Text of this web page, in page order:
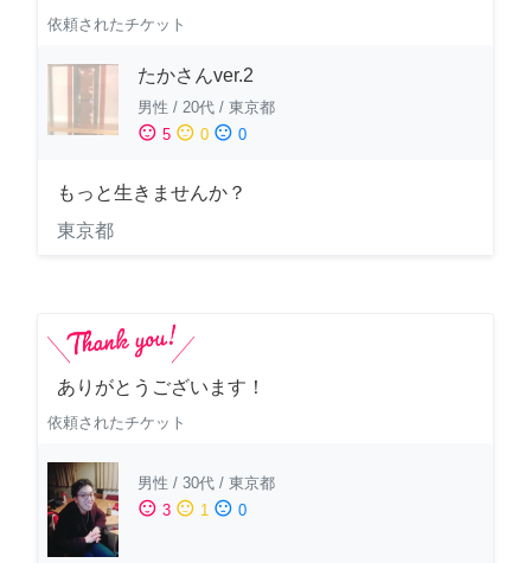
依頼されたチケット
たかさんver.2
男性 / 20代 / 東京都
sentiment_satisfied 5 sentiment_neutral 0 sentiment_dissatisfied 0
もっと生きませんか？
東京都
ありがとうございます！
依頼されたチケット
男性 / 30代 / 東京都
sentiment_satisfied 3 sentiment_neutral 1 sentiment_dissatisfied 0